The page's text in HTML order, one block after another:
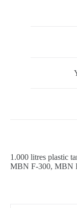
1.000 litres plastic
MBN F-300, MBN